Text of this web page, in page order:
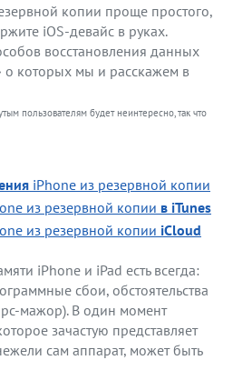
копии проще простого,
iOS-девайс в руках.
восстановления данных
о которых мы и расскажем в
пользователям будет неинтересно, так что
iPhone из резервной копии
из резервной копии в iTunes
из резервной копии iCloud
iPhone и iPad есть всегда:
сбои, обстоятельства
мажор). В один момент
зачастую представляет
сам аппарат, может быть